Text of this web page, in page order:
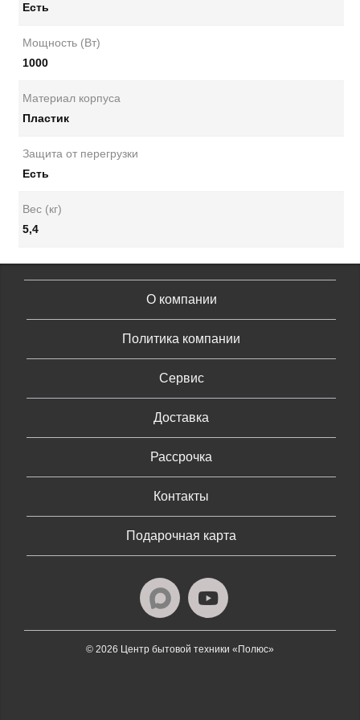
Есть
Мощность (Вт)
1000
Материал корпуса
Пластик
Защита от перегрузки
Есть
Вес (кг)
5,4
О компании
Политика компании
Сервис
Доставка
Рассрочка
Контакты
Подарочная карта
© 2026 Центр бытовой техники «Полюс»